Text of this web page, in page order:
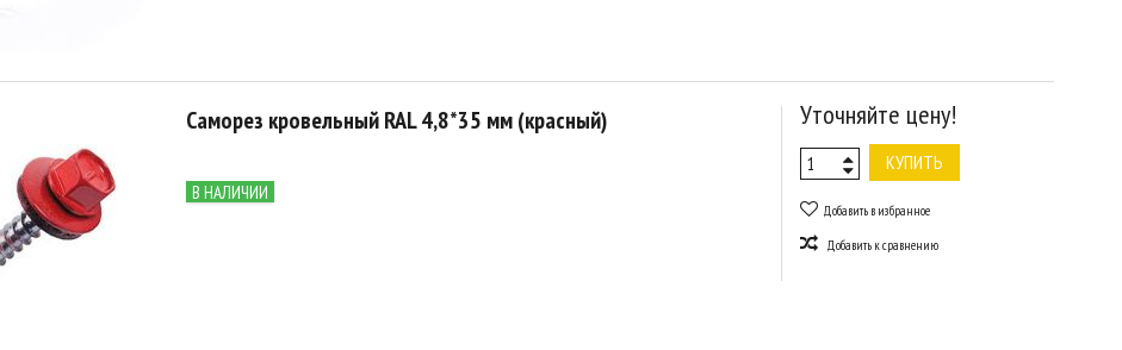
Саморез кровельный RAL 4,8*35 мм (красный)
В НАЛИЧИИ
Уточняйте цену!
КУПИТЬ
Добавить в избранное
Добавить к сравнению